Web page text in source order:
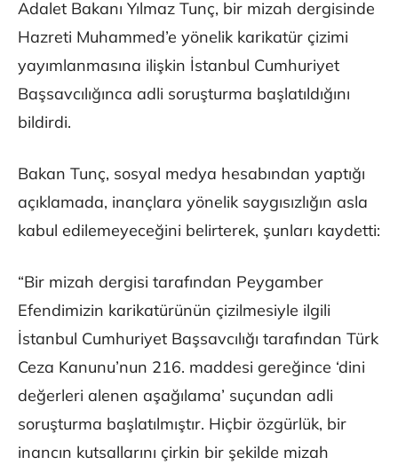
Adalet Bakanı Yılmaz Tunç, bir mizah dergisinde
Hazreti Muhammed’e yönelik karikatür çizimi
yayımlanmasına ilişkin İstanbul Cumhuriyet
Başsavcılığınca adli soruşturma başlatıldığını
bildirdi.
Bakan Tunç, sosyal medya hesabından yaptığı
açıklamada, inançlara yönelik saygısızlığın asla
kabul edilemeyeceğini belirterek, şunları kaydetti:
“Bir mizah dergisi tarafından Peygamber
Efendimizin karikatürünün çizilmesiyle ilgili
İstanbul Cumhuriyet Başsavcılığı tarafından Türk
Ceza Kanunu’nun 216. maddesi gereğince ‘dini
değerleri alenen aşağılama’ suçundan adli
soruşturma başlatılmıştır. Hiçbir özgürlük, bir
inancın kutsallarını çirkin bir şekilde mizah